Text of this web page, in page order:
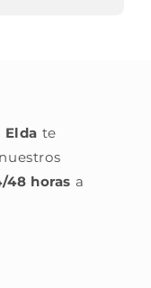
Elda te
48 horas a